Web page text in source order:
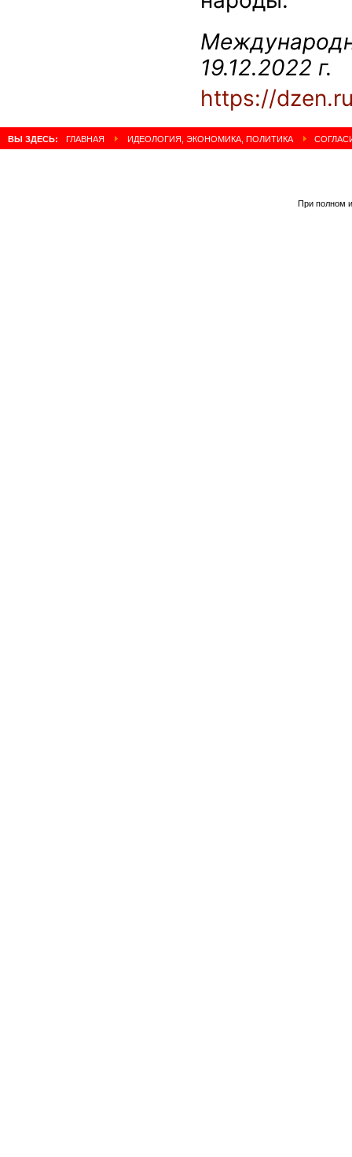
19.12.2022 г.
https://
ВЫ ЗДЕСЬ: ГЛАВНАЯ ИДЕОЛОГИЯ, ЭКОНОМИКА, ПОЛИТИКА
При полном